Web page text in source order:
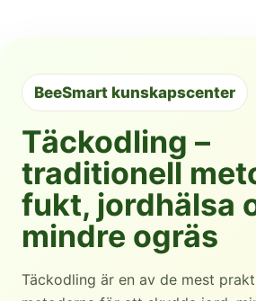
BeeSmart kunskapscenter
Täckodling –
traditionell
fukt, jordhälsa
mindre ogräs
Täckodling är en av de mest